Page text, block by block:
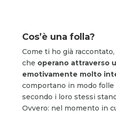
Cos’è una folla?
Come ti ho già
che operano attraverso
emotivamente molto
comportano in modo folle
secondo i loro stessi
Ovvero: nel momento in